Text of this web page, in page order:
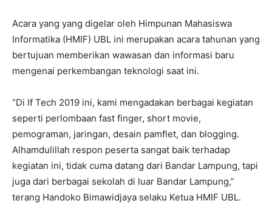
Acara yang yang digelar oleh Himpunan Mahasiswa
Informatika (HMIF) UBL ini merupakan acara tahunan yang
bertujuan memberikan wawasan dan informasi baru
mengenai perkembangan teknologi saat ini.
“Di If Tech 2019 ini, kami mengadakan berbagai kegiatan
seperti perlombaan fast finger, short movie,
pemograman, jaringan, desain pamflet, dan blogging.
Alhamdulillah respon peserta sangat baik terhadap
kegiatan ini, tidak cuma datang dari Bandar Lampung, tapi
juga dari berbagai sekolah di luar Bandar Lampung,”
terang Handoko Bimawidjaya selaku Ketua HMIF UBL.